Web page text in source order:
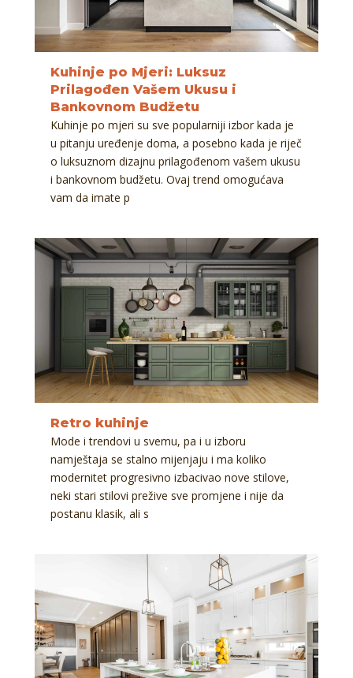
Kuhinje po Mjeri: Luksuz
Prilagođen Vašem Ukusu i
Bankovnom Budžetu
Kuhinje po mjeri su sve popularniji izbor kada je
u pitanju uređenje doma, a posebno kada je riječ
o luksuznom dizajnu prilagođenom vašem ukusu
i bankovnom budžetu. Ovaj trend omogućava
vam da imate p
Retro kuhinje
Mode i trendovi u svemu, pa i u izboru
namještaja se stalno mijenjaju i ma koliko
modernitet progresivno izbacivao nove stilove,
neki stari stilovi prežive sve promjene i nije da
postanu klasik, ali s